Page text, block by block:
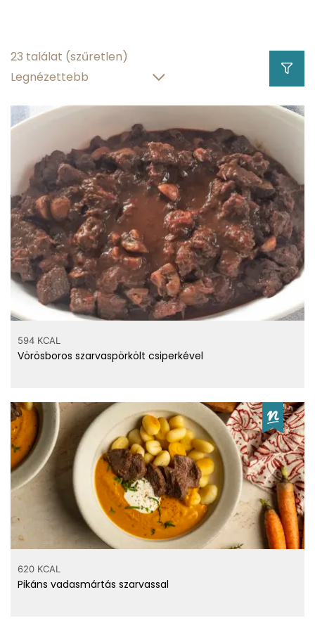
szénhidráttartalom
víztartalom 73.57 g
Hány kalória
gramm
szarvascomb?
Top ásványi anyagok
202 mg
Nátrium 51 mg
Magnézium 23 mg
Kalcium
23 találat (szűretlen)
594 KCAL
Vörösboros szarvaspörkölt csiperkével
620 KCAL
Pikáns vadasmártás szarvassal